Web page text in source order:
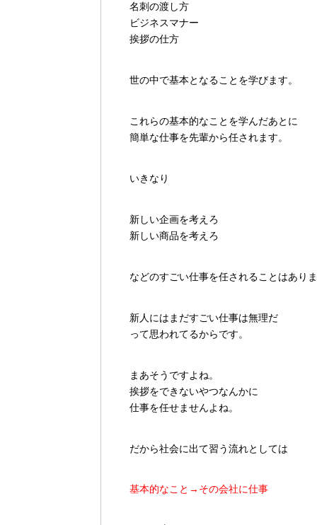
名刺の渡し方
ビジネスマナー
挨拶の仕方
世の中で基本となることを学びます。
これらの基本的なことを学んだあとに
簡単な仕事を先輩から任されます。
いきなり
新しい企画を考えろ
新しい商品を考えろ
などのすごい仕事を任されることはあり
新人にはまだすごい仕事は無理だ
って思われてるからです。
まあそうですよね。
挨拶をできないやつなんかに
仕事を任せませんよね。
だから社会に出て習う流れとしては
基本的なこと→その会社に仕事